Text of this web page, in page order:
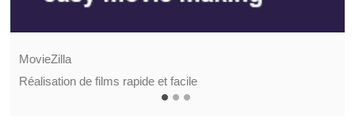
MovieZilla
Réalisation de films rapide et facile